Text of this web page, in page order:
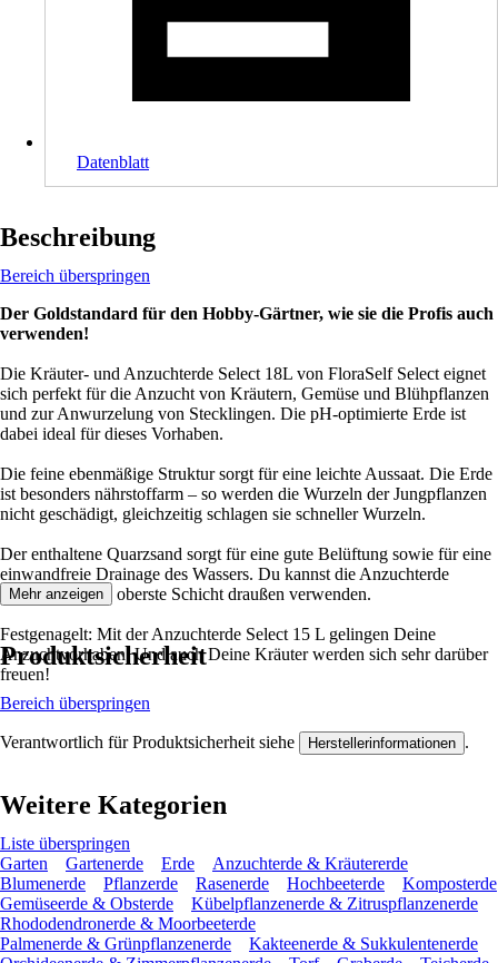
Datenblatt
Beschreibung
Bereich überspringen
Der Goldstandard für den Hobby-Gärtner, wie sie die Profis auch
verwenden!
Die Kräuter- und Anzuchterde Select 18L von FloraSelf Select eignet
sich perfekt für die Anzucht von Kräutern, Gemüse und Blühpflanzen
und zur Anwurzelung von Stecklingen. Die pH-optimierte Erde ist
dabei ideal für dieses Vorhaben.
Die feine ebenmäßige Struktur sorgt für eine leichte Aussaat. Die Erde
ist besonders nährstoffarm – so werden die Wurzeln der Jungpflanzen
nicht geschädigt, gleichzeitig schlagen sie schneller Wurzeln.
Der enthaltene Quarzsand sorgt für eine gute Belüftung sowie für eine
einwandfreie Drainage des Wassers. Du kannst die Anzuchterde
drinnen oder als oberste Schicht draußen verwenden.
Festgenagelt: Mit der Anzuchterde Select 15 L gelingen Deine
Anzuchtvorhaben. Und auch Deine Kräuter werden sich sehr darüber
freuen!
Mehr anzeigen
Produktsicherheit
Bereich überspringen
Verantwortlich für Produktsicherheit siehe Herstellerinformationen .
Weitere Kategorien
Liste überspringen
Garten
Gartenerde Erde
Anzuchterde & Kräutererde
Blumenerde
Pflanzerde Rasenerde Hochbeeterde
Komposterde
Gemüseerde & Obsterde
Kübelpflanzenerde & Zitruspflanzenerde
Rhododendronerde & Moorbeeterde
Palmenerde & Grünpflanzenerde
Kakteenerde & Sukkulentenerde